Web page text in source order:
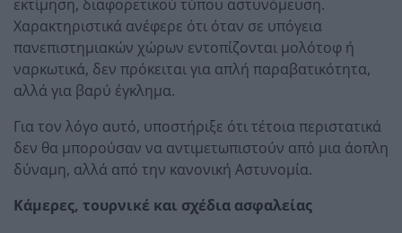
εκτίμηση, διαφορετικού τύπου αστυνόμευση.
Χαρακτηριστικά ανέφερε ότι όταν σε υπόγεια
πανεπιστημιακών χώρων εντοπίζονται μολότοφ ή
ναρκωτικά, δεν πρόκειται για απλή παραβατικότητα,
αλλά για βαρύ έγκλημα.
Για τον λόγο αυτό, υποστήριξε ότι τέτοια περιστατικά
δεν θα μπορούσαν να αντιμετωπιστούν από μια άοπλη
δύναμη, αλλά από την κανονική Αστυνομία.
Κάμερες, τουρνικέ και σχέδια ασφαλείας